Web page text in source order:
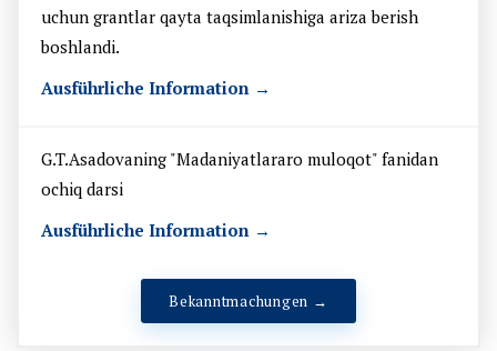
uchun grantlar qayta taqsimlanishiga ariza berish
boshlandi.
Ausführliche Information →
G.T.Asadovaning "Madaniyatlararo muloqot" fanidan
ochiq darsi
Ausführliche Information →
Bekanntmachungen →